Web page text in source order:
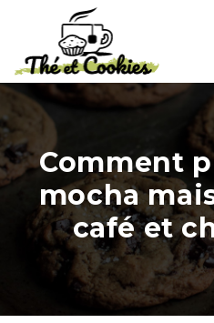
Comment
mocha
café et